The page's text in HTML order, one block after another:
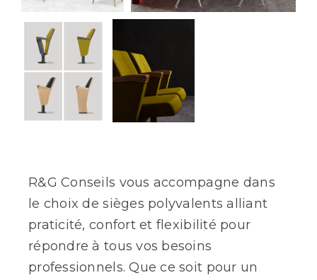
R&G Conseils vous accompagne dans
le choix de sièges polyvalents alliant
praticité, confort et flexibilité pour
répondre à tous vos besoins
professionnels. Que ce soit pour un